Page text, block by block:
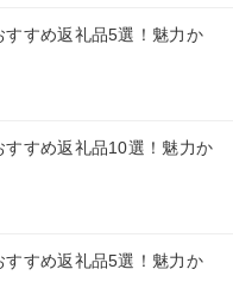
すめ返礼品5選！魅力か
すめ返礼品10選！魅力か
すめ返礼品5選！魅力か